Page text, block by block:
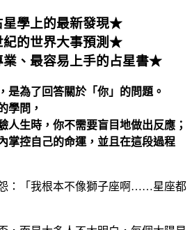
學上的最新發現★
的世界大事預測★
、最容易上手的占星書★
為了回答關於「你」的問題。
問，
生時，你不需要盲目地做出反應；
控自己的命運，並且在這段過程
：「我根本不像獅子座啊……星座都